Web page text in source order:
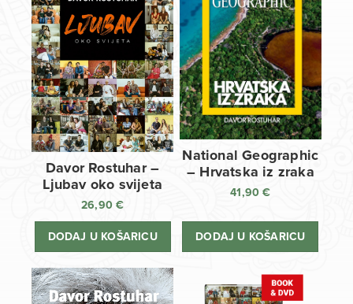
Davor Rostuhar –
Ljubav oko svijeta
26,90€
DODAJ U KOŠARICU
National Geographic
– Hrvatska iz zraka
41,90€
DODAJ U KOŠARICU